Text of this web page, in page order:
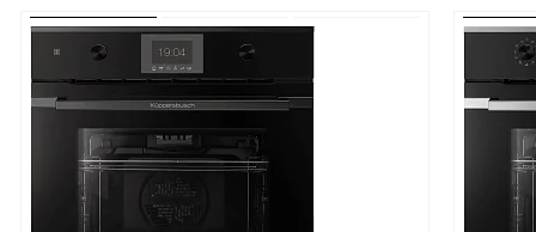
высшем уровне: направляющие ощущаются монолитными,
надежными и рассчитанными на долгие годы активной
эксплуатации, а не на пару сезонов.